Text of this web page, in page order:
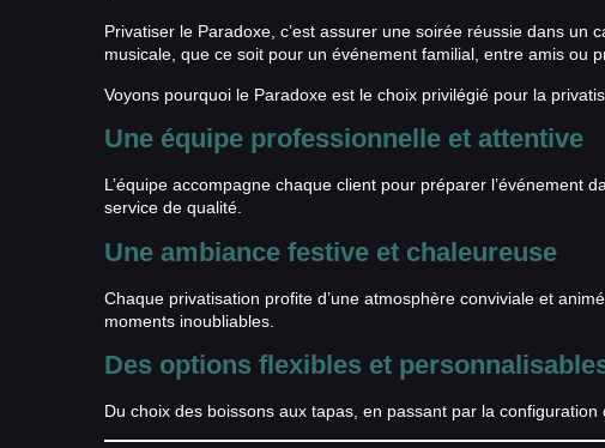
Privatiser le Paradoxe, c’est assurer une soirée réussie dans un
musicale, que ce soit pour un événement familial, entre amis ou
Voyons pourquoi le Paradoxe est le choix privilégié pour la
Une équipe professionnelle et attentive
L’équipe accompagne chaque client pour préparer l’événement
service de qualité.
Une ambiance festive et chaleureuse
Chaque privatisation profite d’une atmosphère conviviale et
moments inoubliables.
Des options flexibles et
Du choix des boissons aux tapas, en passant par la